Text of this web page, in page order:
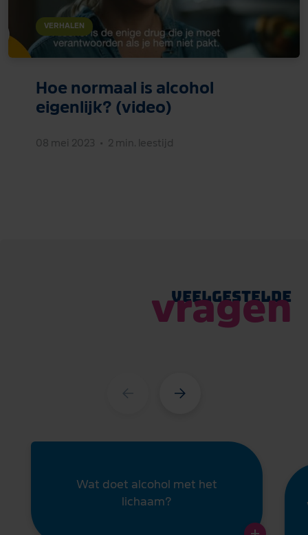
VERHALEN
Hoe normaal is alcohol
eigenlijk? (video)
08 mei 2023 • 2 min. leestijd
Veelgestelde
vragen
Wat doet alcohol met het
lichaam?